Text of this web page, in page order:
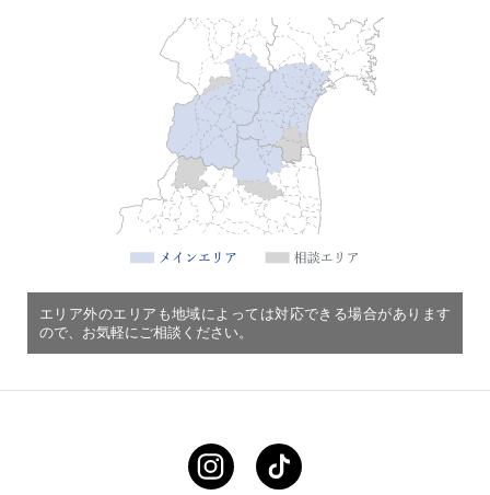
エリア外のエリアも地域によっては対応できる場合があります
ので、お気軽にご相談ください。